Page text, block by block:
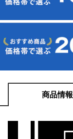
商品情報